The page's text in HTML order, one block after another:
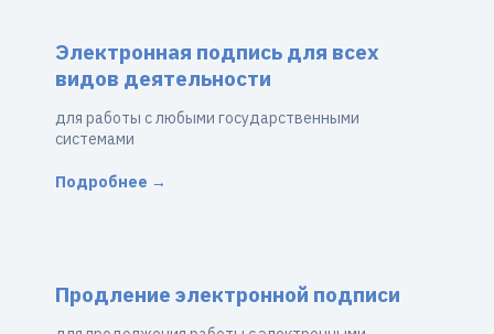
Электронная подпись для всех
видов деятельности
для работы с любыми государственными
системами
Подробнее →
Продление электронной подписи